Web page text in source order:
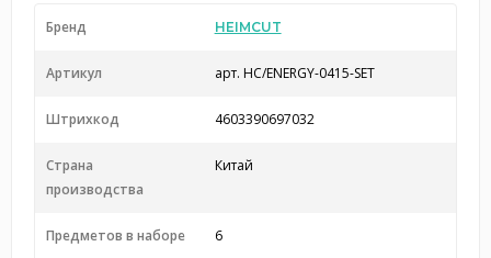
Бренд HEIMCUT
Артикул арт. HC/ENERGY-0415-SET
Штрихкод 4603390697032
Страна
производства
Китай
Предметов в наборе 6